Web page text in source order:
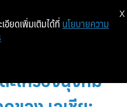
าพเวทีจัดหา
เครื่องนุ่งห่ม
อียดเพิ่มเติมได้ที่ นโยบายความ
X